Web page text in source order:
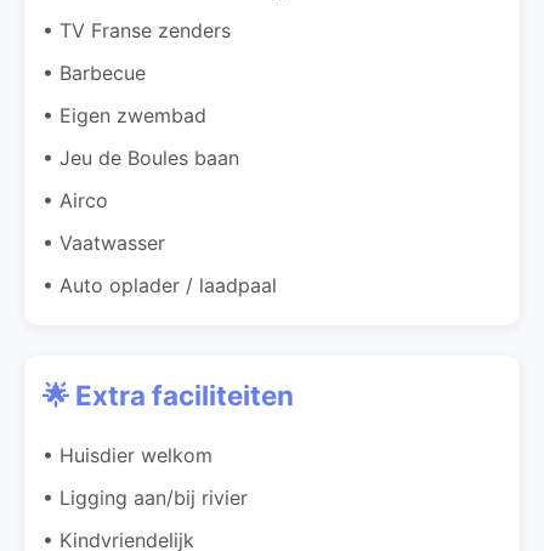
• TV Franse zenders
• Barbecue
• Eigen zwembad
• Jeu de Boules baan
• Airco
• Vaatwasser
• Auto oplader / laadpaal
🌟 Extra faciliteiten
• Huisdier welkom
• Ligging aan/bij rivier
• Kindvriendelijk